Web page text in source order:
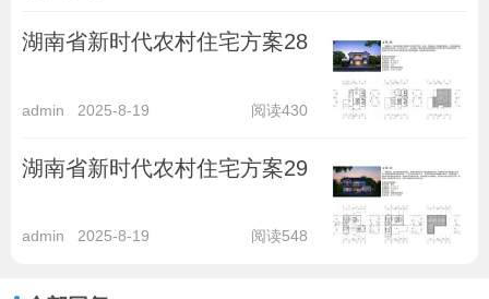
湖南省新时代农村住宅方案28
admin 2025-8-19 阅读430
湖南省新时代农村住宅方案29
admin 2025-8-19 阅读548